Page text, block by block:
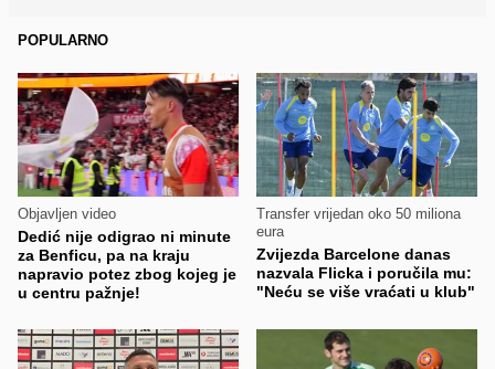
POPULARNO
Objavljen video
Dedić nije odigrao ni minute
za Benficu, pa na kraju
napravio potez zbog kojeg je
u centru pažnje!
Transfer vrijedan oko 50 miliona
eura
Zvijezda Barcelone danas
nazvala Flicka i poručila mu:
"Neću se više vraćati u klub"